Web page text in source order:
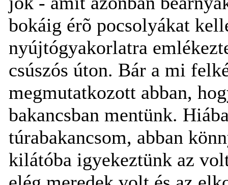
bokáig érõ pocsolyákat
nyújtógyakorlatra
csúszós úton. Bár a mi
megmutatkozott abban,
bakancsban mentünk.
túrabakancsom, abban
kilátóba igyekeztünk az